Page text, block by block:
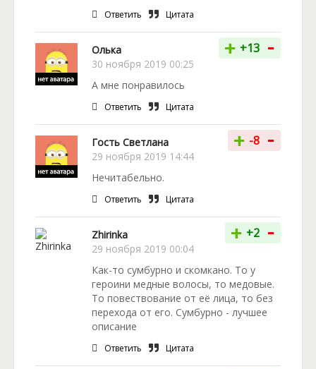
Ответить Цитата
Олька
30 ноября 2019 00:25
+ +13 -
А мне понравилось
Ответить Цитата
Гость Светлана
29 ноября 2019 14:44
+ -8 -
Нечитабельно.
Ответить Цитата
Zhirinka
29 ноября 2019 00:04
+ +2 -
Как-то сумбурно и скомкано. То у
героини медные волосы, то медовые.
То повествование от её лица, то без
перехода от его. Сумбурно - лучшее
описание
Ответить Цитата